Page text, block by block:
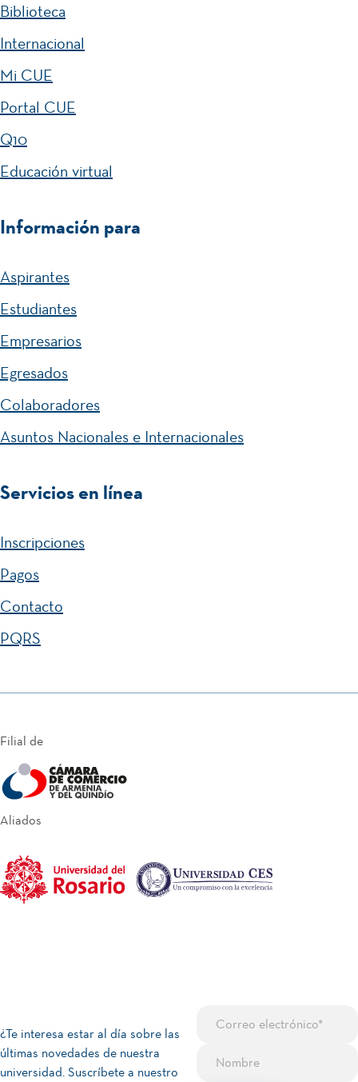
Biblioteca
Internacional
Mi CUE
Portal CUE
Q10
Educación virtual
Información para
Aspirantes
Estudiantes
Empresarios
Egresados
Colaboradores
Asuntos Nacionales e Internacionales
Servicios en línea
Inscripciones
Pagos
Contacto
PQRS
Filial de
Aliados
¿Te interesa estar al día sobre las
últimas novedades de nuestra
universidad. Suscríbete a nuestro